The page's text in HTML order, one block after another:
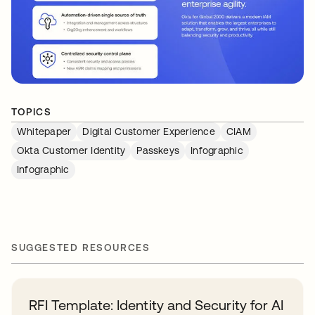
TOPICS
Whitepaper
Digital Customer Experience
CIAM
Okta Customer Identity
Passkeys
Infographic
Infographic
SUGGESTED RESOURCES
RFI Template: Identity and Security for AI